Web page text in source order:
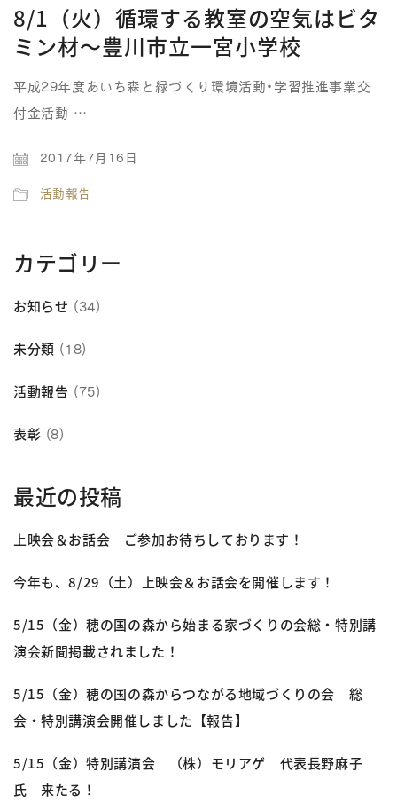
8/1（火）循環する教室の空気はビタ
ミン材～豊川市立一宮小学校
平成29年度あいち森と緑づくり環境活動・学習推進事業交
付金活動 …
2017年7月16日
活動報告
カテゴリー
お知らせ (34)
未分類 (18)
活動報告 (75)
表彰 (8)
最近の投稿
上映会＆お話会 ご参加お待ちしております！
今年も、8/29（土）上映会＆お話会を開催します！
5/15（金）穂の国の森から始まる家づくりの会総・特別講
演会新聞掲載されました！
5/15（金）穂の国の森からつながる地域づくりの会 総
会・特別講演会開催しました【報告】
5/15（金）特別講演会 （株）モリアゲ 代表長野麻子
氏 来たる！